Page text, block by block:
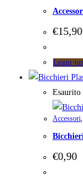
€15,90
Leggi
Esaurito
Accessori,
€0,90